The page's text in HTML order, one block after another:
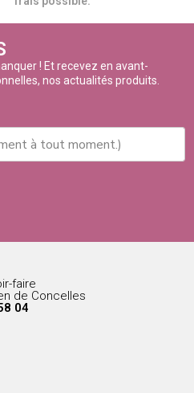
! Et recevez en avant-
nos actualités produits.
faire
de Concelles
04